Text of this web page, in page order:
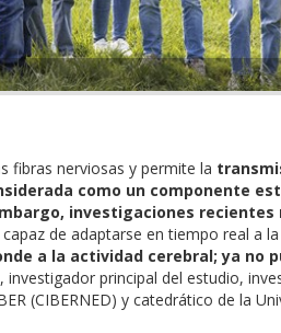
fibras nerviosas y permite la
como un componente
investigaciones recientes
de adaptarse en tiempo real a
a la actividad cerebral; ya no
principal del estudio,
(CIBERNED) y catedrático de la